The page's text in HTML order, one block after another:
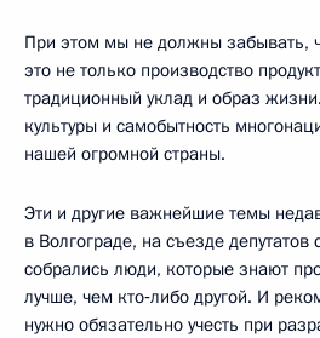
При этом мы не должны забывать,
это не только производство
традиционный уклад и образ
культуры и самобытность
нашей огромной страны.
Эти и другие важнейшие темы
в Волгограде, на съезде
собрались люди, которые знают
лучше, чем кто‑либо другой. И
нужно обязательно учесть при